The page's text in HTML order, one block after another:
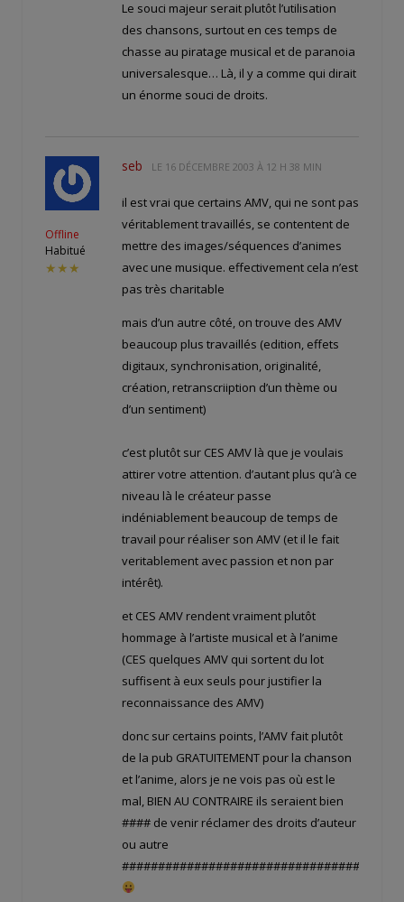
Le souci majeur serait plutôt l’utilisation
des chansons, surtout en ces temps de
chasse au piratage musical et de paranoia
universalesque… Là, il y a comme qui dirait
un énorme souci de droits.
Offline
Habitué
★★★
seb LE 16 DÉCEMBRE 2003 À 12 H 38 MIN
il est vrai que certains AMV, qui ne sont pas
véritablement travaillés, se contentent de
mettre des images/séquences d’animes
avec une musique. effectivement cela n’est
pas très charitable
mais d’un autre côté, on trouve des AMV
beaucoup plus travaillés (edition, effets
digitaux, synchronisation, originalité,
création, retranscriiption d’un thème ou
d’un sentiment)
c’est plutôt sur CES AMV là que je voulais
attirer votre attention. d’autant plus qu’à ce
niveau là le créateur passe
indéniablement beaucoup de temps de
travail pour réaliser son AMV (et il le fait
veritablement avec passion et non par
intérêt).
et CES AMV rendent vraiment plutôt
hommage à l’artiste musical et à l’anime
(CES quelques AMV qui sortent du lot
suffisent à eux seuls pour justifier la
reconnaissance des AMV)
donc sur certains points, l’AMV fait plutôt
de la pub GRATUITEMENT pour la chanson
et l’anime, alors je ne vois pas où est le
mal, BIEN AU CONTRAIRE ils seraient bien
#### de venir réclamer des droits d’auteur
ou autre